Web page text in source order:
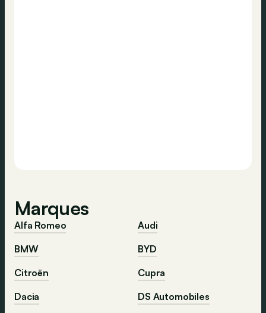
Marques
Alfa Romeo
Audi
BMW
BYD
Citroën
Cupra
Dacia
DS Automobiles